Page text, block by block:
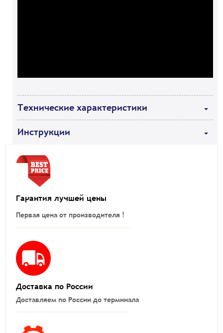
Технические характеристики
Инструкции
Гарантия лучшей цены
Первая цена от производителя !
Доставка по России
Доставляем по России до терминала